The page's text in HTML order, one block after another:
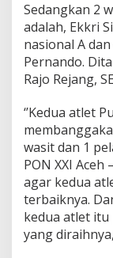
Sedangkan 2
adalah, Ekkri
nasional A
Pernando.
Rajo Rejang,
‘’Kedua atlet
wasit dan 1
PON XXI
agar kedua
terbaiknya.
kedua atlet
yang